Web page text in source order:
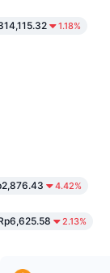
1.18%
4.42%
2.13%